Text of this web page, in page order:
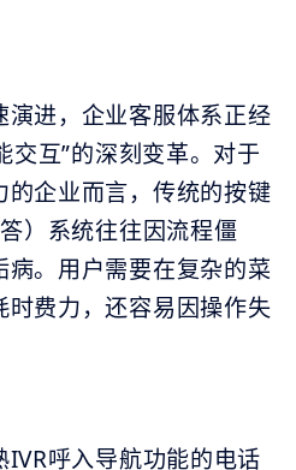
进，企业客服体系正经
交互”的深刻变革。对于
企业而言，传统的按键
）系统往往因流程僵
。用户需要在复杂的菜
费力，还容易因操作失
呼入导航功能的电话